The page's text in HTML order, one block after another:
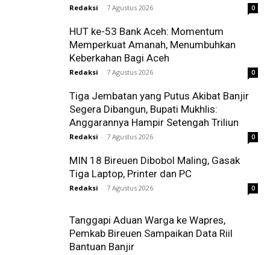
Redaksi - 7 Agustus 2026 0
HUT ke-53 Bank Aceh: Momentum
Memperkuat Amanah, Menumbuhkan
Keberkahan Bagi Aceh
Redaksi - 7 Agustus 2026 0
Tiga Jembatan yang Putus Akibat Banjir
Segera Dibangun, Bupati Mukhlis:
Anggarannya Hampir Setengah Triliun
Redaksi - 7 Agustus 2026 0
MIN 18 Bireuen Dibobol Maling, Gasak
Tiga Laptop, Printer dan PC
Redaksi - 7 Agustus 2026 0
Tanggapi Aduan Warga ke Wapres,
Pemkab Bireuen Sampaikan Data Riil
Bantuan Banjir